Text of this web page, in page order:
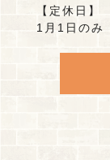
【定休日】
1月1日のみ